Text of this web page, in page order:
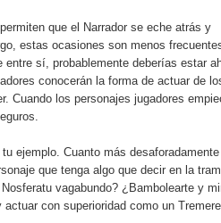
que el Narrador se eche atrás y
estas ocasiones son menos
entre sí, probablemente deberías estar
conocerán la forma de actuar de
Cuando los personajes jugadores
ejemplo. Cuanto más desaforadamente
que tenga algo que decir en la
vagabundo? ¿Bambolearte y
con superioridad como un